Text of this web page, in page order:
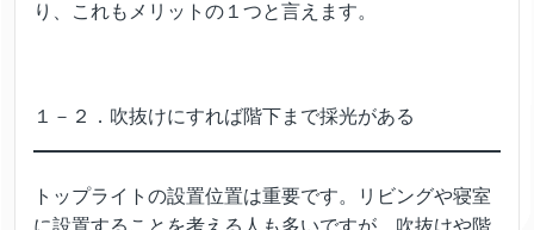
り、これもメリットの１つと言えます。
１－２．吹抜けにすれば階下まで採光がある
トップライトの設置位置は重要です。リビングや寝室